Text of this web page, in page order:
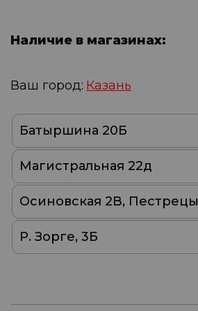
Наличие в магазинах:
Ваш город:
Батыршина 20Б
Магистральная 22д
Осиновская 2В, Пестрецы
Р. Зорге, 3Б